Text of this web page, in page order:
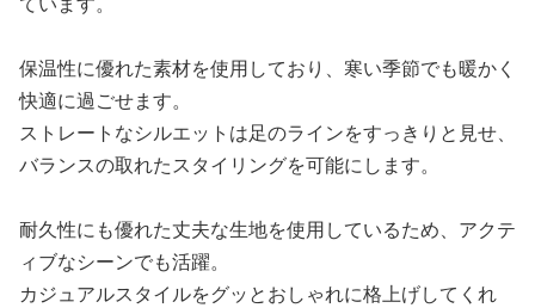
保温性に優れた素材を使用しており、寒い季節でも暖かく
快適に過ごせます。
ストレートなシルエットは足のラインをすっきりと見せ、
バランスの取れたスタイリングを可能にします。
耐久性にも優れた丈夫な生地を使用しているため、アクテ
ィブなシーンでも活躍。
カジュアルスタイルをグッとおしゃれに格上げしてくれ